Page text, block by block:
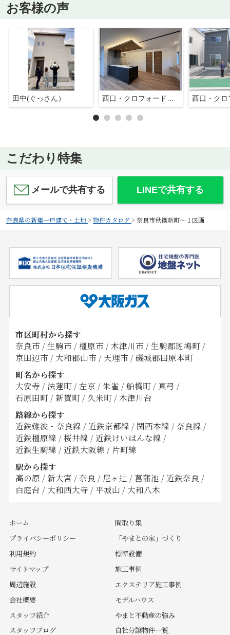
お客様の声
田中(ぐっさん）
こだわり特集
メールで共有する LINEで共有する
奈良県の新築一戸建て・土地> 物件カタログ> 奈良市秋篠新町～１区画
市区町村から探す
奈良市 / 生駒市 / 橿原市 / 木津川市 / 生駒郡斑鳩町 /
京田辺市 / 大和郡山市 / 天理市 / 磯城郡田原本町
町名から探す
大安寺 / 法蓮町 / 左京 / 朱雀 / 船橋町 / 真弓 /
石原田町 / 新賀町 / 久米町 / 木津川台
路線から探す
近鉄難波・奈良線 / 近鉄京都線 / 関西本線 / 奈良線 /
近鉄橿原線 / 桜井線 / 近鉄けいはんな線 /
近鉄生駒線 / 近鉄大阪線 / 片町線
駅から探す
高の原 / 新大宮 / 奈良 / 尼ヶ辻 / 菖蒲池 / 近鉄奈良 /
白庭台 / 大和西大寺 / 平城山 / 大和八木
ホーム
プライバシーポリシー
利用規約
サイトマップ
周辺施設
会社概要
スタッフ紹介
スタッフブログ
間取り集
「やまとの家」づくり
標準設備
施工事例
エクステリア施工事例
モデルハウス
やまと不動産の強み
自社分譲物件一覧